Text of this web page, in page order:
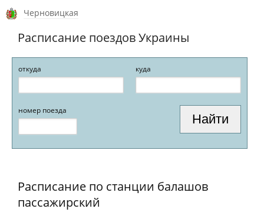
Черновицкая
Расписание поездов Украины
откуда куда
номер поезда
Расписание по станции балашов
пассажирский